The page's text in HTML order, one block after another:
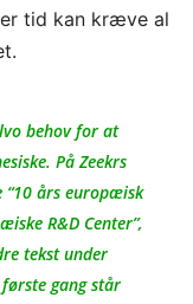
tid kan kræve al
behov for at
På Zeekrs
“10 års europæisk
R&D Center”,
tekst under
gang står